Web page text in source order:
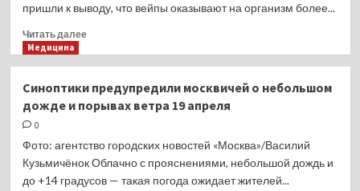
ПВО
пришли к выводу, что вейпы оказывают на организм более...
Читать далееПрочитать
от
вейпов
выше,
чем
Медицина
Синоптики предупредили москвичей о небольшом
дожде и порывах ветра 19 апреля
0
Фото: агентство городских новостей «Москва»/Василий
Кузьмичёнок Облачно с прояснениями, небольшой дождь и
до +14 градусов — такая погода ожидает жителей...